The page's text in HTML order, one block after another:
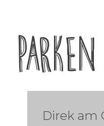
PARKEN
Direk am